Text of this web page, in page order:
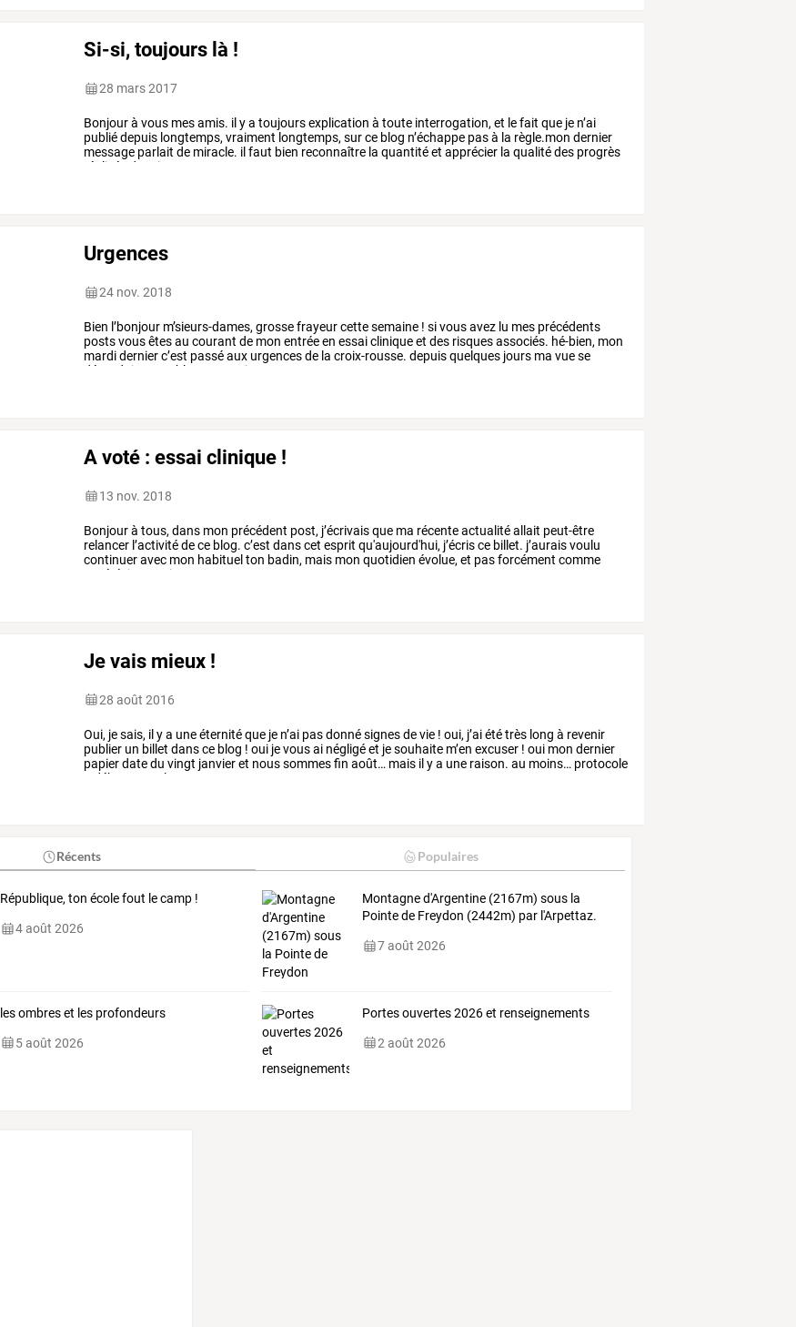
Si-si, toujours là !
28 mars 2017
Bonjourà vous mesamis. il ya toujoursexplication à toute interrogation,et lefait que je n’ai
publiédepuis longtemps,vraiment longtemps,surce blog n’échappe pasà la règle.mon dernier
message parlait de miracle. il faut bien reconnaître la quantitéet apprécier la qualitédes progrès
réalisés
depuis
Urgences
24 nov. 2018
Bien l’bonjour m’sieurs-dames, grossefrayeurcettesemaine ! sivousavez lu mes précédents
postsvousêtesau courant de mon entréeen essaicliniqueet des risquesassociés. hé-bien, mon
mardidernierc’est passéaux urgencesde la croix-rousse. depuisquelques jours ma vuese
dégradait
passablement, mais
A voté : essai clinique !
13 nov. 2018
Bonjourà tous, dans mon précédent post, j’écrivaisque ma récenteactualitéallait peut-être
relancer l’activitédece blog. c’est danscet esprit qu'aujourd'hui, j’écrisce billet. j’auraisvoulu
continueravec mon habituel ton badin, mais mon quotidien évolue, et pasforcément comme
espéré. je vais
Je vais mieux !
28 août 2016
Oui, jesais, il ya uneéternitéque je n’ai pasdonnésignesdevie ! oui, j’aiététrès long à revenir
publier un billet dansce blog ! oui jevousai négligéet jesouhaite m’en excuser ! oui mon dernier
papierdatedu vingt janvieret noussommesfin août… mais il ya une raison. au moins… protocole
début le
Récents Populaires
République, ton école fout le camp !
4 août 2026
Montagne d'Argentine (2167m) sous la
Pointe de Freydon (2442m) par l'Arpettaz.
7 août 2026
les ombres et les profondeurs
5 août 2026
Portes ouvertes 2026 et renseignements
2 août 2026